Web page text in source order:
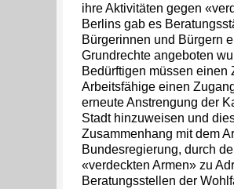
ihre Aktivitäten gegen
Berlins gab es
Bürgerinnen und Bürgern
Grundrechte angeboten
Bedürftigen müssen
Arbeitsfähige einen
erneute Anstrengung der
Stadt hinzuweisen und
Zusammenhang mit dem
Bundesregierung, durch
«verdeckten Armen» zu
Beratungsstellen der